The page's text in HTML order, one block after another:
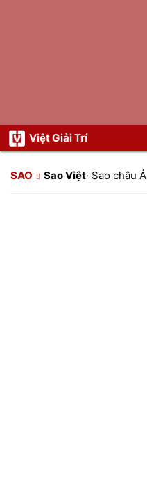
Việt Giải Trí
SAO Sao Việt· Sao châu Á